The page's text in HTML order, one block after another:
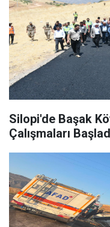
Silopi'de Başak
Çalışmaları